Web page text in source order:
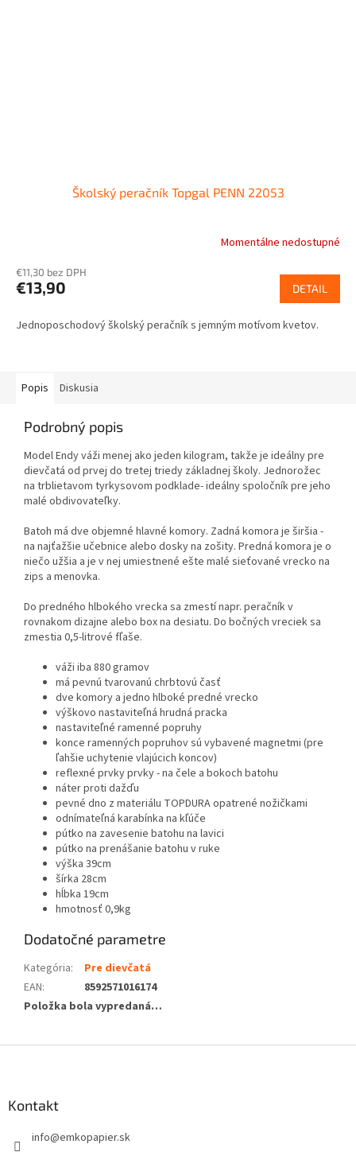
Školský peračník Topgal PENN 22053
Momentálne nedostupné
€11,30 bez DPH
€13,90 DETAIL
Jednoposchodový školský peračník s jemným motívom kvetov.
Popis Diskusia
Podrobný popis
Model Endy váži menej ako jeden kilogram, takže je ideálny pre
dievčatá od prvej do tretej triedy základnej školy. Jednorožec
na trblietavom tyrkysovom podklade- ideálny spoločník pre jeho
malé obdivovateľky.
Batoh má dve objemné hlavné komory. Zadná komora je širšia -
na najťažšie učebnice alebo dosky na zošity. Predná komora je o
niečo užšia a je v nej umiestnené ešte malé sieťované vrecko na
zips a menovka.
Do predného hlbokého vrecka sa zmestí napr. peračník v
rovnakom dizajne alebo box na desiatu. Do bočných vreciek sa
zmestia 0,5-litrové fľaše.
váži iba 880 gramov
má pevnú tvarovanú chrbtovú časť
dve komory a jedno hlboké predné vrecko
výškovo nastaviteľná hrudná pracka
nastaviteľné ramenné popruhy
konce ramenných popruhov sú vybavené magnetmi (pre
ľahšie uchytenie vlajúcich koncov)
reflexné prvky prvky - na čele a bokoch batohu
náter proti dažďu
pevné dno z materiálu TOPDURA opatrené nožičkami
odnímateľná karabínka na kľúče
pútko na zavesenie batohu na lavici
pútko na prenášanie batohu v ruke
výška 39cm
šírka 28cm
hĺbka 19cm
hmotnosť 0,9kg
Dodatočné parametre
Kategória:
Pre dievčatá
EAN:
8592571016174
Položka bola vypredaná…
Kontakt
info@emkopapier.sk